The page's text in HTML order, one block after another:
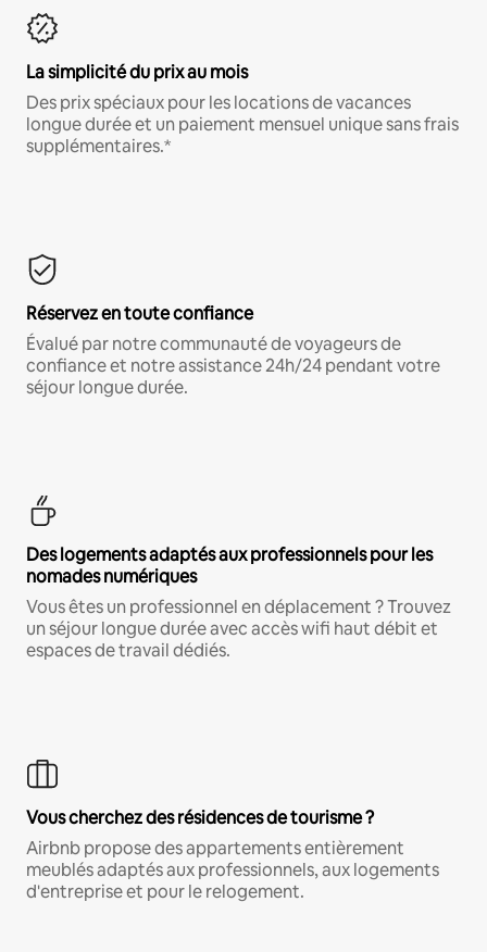
La simplicité du prix au mois
Des prix spéciaux pour les locations de vacances
longue durée et un paiement mensuel unique sans frais
supplémentaires.*
Réservez en toute confiance
Évalué par notre communauté de voyageurs de
confiance et notre assistance 24h/24 pendant votre
séjour longue durée.
Des logements adaptés aux professionnels pour les
nomades numériques
Vous êtes un professionnel en déplacement ? Trouvez
un séjour longue durée avec accès wifi haut débit et
espaces de travail dédiés.
Vous cherchez des résidences de tourisme ?
Airbnb propose des appartements entièrement
meublés adaptés aux professionnels, aux logements
d'entreprise et pour le relogement.